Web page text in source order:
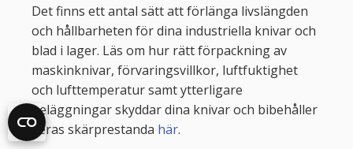
Det finns ett antal sätt att förlänga livslängden
och hållbarheten för dina industriella knivar och
blad i lager. Läs om hur rätt förpackning av
maskinknivar, förvaringsvillkor, luftfuktighet
och lufttemperatur samt ytterligare
beläggningar skyddar dina knivar och bibehåller
deras skärprestanda här.